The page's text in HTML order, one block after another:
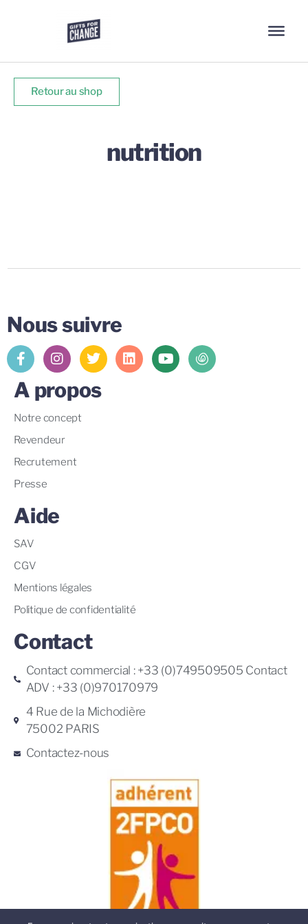
Retour au shop
nutrition
Nous suivre
A propos
Notre concept
Revendeur
Recrutement
Presse
Aide
SAV
CGV
Mentions légales
Politique de confidentialité
Contact
Contact commercial : +33 (0)749509505 Contact
ADV : +33 (0)970170979
4 Rue de la Michodière
75002 PARIS
Contactez-nous